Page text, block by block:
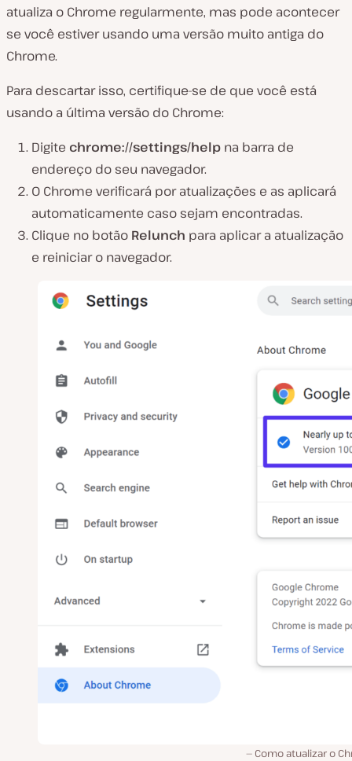
atualiza o Chrome regularmente, mas pode acontecer
se você estiver usando uma versão muito antiga do
Chrome.
Para descartar isso, certifique-se de que você está
usando a última versão do Chrome:
Digite chrome://settings/help na barra de
endereço do seu navegador.
O Chrome verificará por atualizações e as aplicará
automaticamente caso sejam encontradas.
Clique no botão Relunch para aplicar a atualização
e reiniciar o navegador.
Como atualizar o